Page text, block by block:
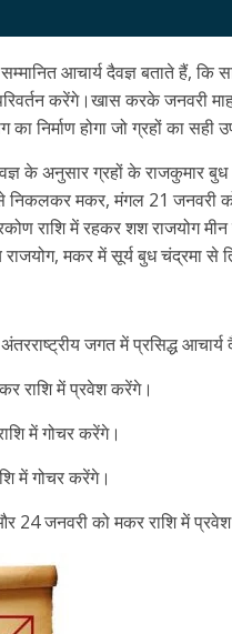
आचार्य दैवज्ञ बताते हैं,
करेंगे।खास करके जनवरी
निर्माण होगा जो ग्रहों का
के अनुसार ग्रहों के राजकुमार
निकलकर मकर, मंगल 21 जनवरी
राशि में रहकर शश राजयोग
मकर में सूर्य बुध चंद्रमा से
जगत में प्रसिद्ध
राशि में प्रवेश करेंगे।
में गोचर करेंगे।
में गोचर करेंगे।
24 जनवरी को मकर राशि में